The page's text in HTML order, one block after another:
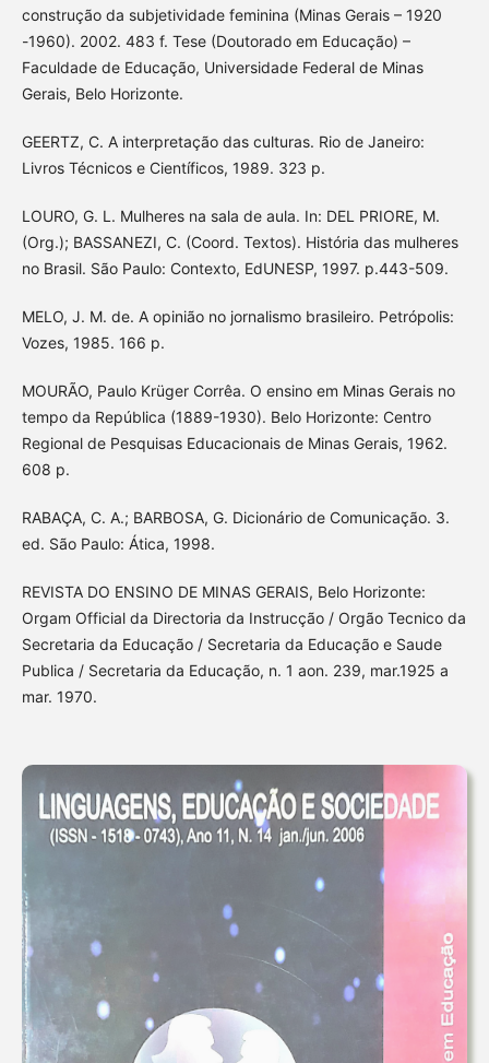
construção da subjetividade feminina (Minas Gerais – 1920
-1960). 2002. 483 f. Tese (Doutorado em Educação) –
Faculdade de Educação, Universidade Federal de Minas
Gerais, Belo Horizonte.
GEERTZ, C. A interpretação das culturas. Rio de Janeiro:
Livros Técnicos e Científicos, 1989. 323 p.
LOURO, G. L. Mulheres na sala de aula. In: DEL PRIORE, M.
(Org.); BASSANEZI, C. (Coord. Textos). História das mulheres
no Brasil. São Paulo: Contexto, EdUNESP, 1997. p.443-509.
MELO, J. M. de. A opinião no jornalismo brasileiro. Petrópolis:
Vozes, 1985. 166 p.
MOURÃO, Paulo Krüger Corrêa. O ensino em Minas Gerais no
tempo da República (1889-1930). Belo Horizonte: Centro
Regional de Pesquisas Educacionais de Minas Gerais, 1962.
608 p.
RABAÇA, C. A.; BARBOSA, G. Dicionário de Comunicação. 3.
ed. São Paulo: Ática, 1998.
REVISTA DO ENSINO DE MINAS GERAIS, Belo Horizonte:
Orgam Official da Directoria da Instrucção / Orgão Tecnico da
Secretaria da Educação / Secretaria da Educação e Saude
Publica / Secretaria da Educação, n. 1 aon. 239, mar.1925 a
mar. 1970.